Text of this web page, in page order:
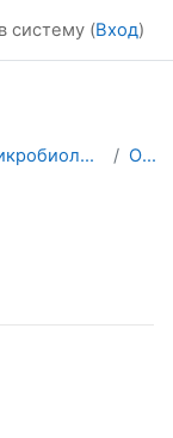
систему (Вход)
Микробиологии, вирусологии О курсе